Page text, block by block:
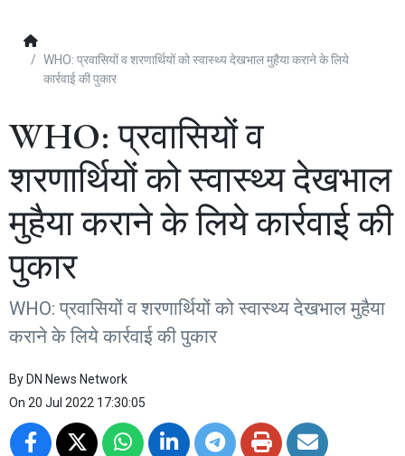
WHO: प्रवासियों व शरणार्थियों को स्वास्थ्य देखभाल मुहैया कराने के लिये
कार्रवाई की पुकार
WHO: प्रवासियों व
शरणार्थियों को स्वास्थ्य देखभाल
मुहैया कराने के लिये कार्रवाई की
पुकार
WHO: प्रवासियों व शरणार्थियों को स्वास्थ्य देखभाल मुहैया
कराने के लिये कार्रवाई की पुकार
By DN News Network
On 20 Jul 2022 17:30:05